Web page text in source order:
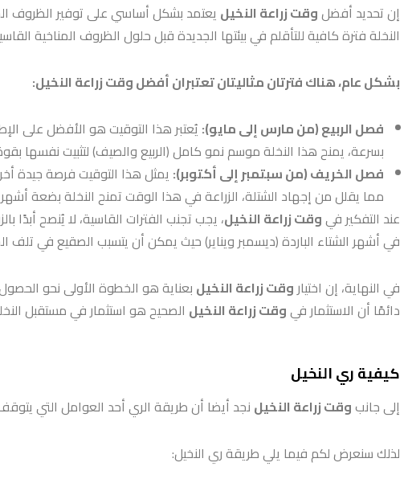
إن تحديد أفضلوقت زراعة النخيل يعتمد بشكل أساسي على توفير الظروف
النخلة فترة كافية للتأقلم في بيئتها الجديدة قبل حلول الظروف المناخية
بشكل عام، هناك فترتان مثاليتان تعتبران أفضلوقت زراعة النخيل:
فصل الربيع (من مارس إلى مايو): يُعتبر هذا التوقيت هو الأفضل على
بسرعة، يمنح هذا النخلة موسم نمو كامل (الربيع والصيف) لتثبيت نفسها
فصل الخريف (من سبتمبر إلى أكتوبر): يمثل هذا التوقيت فرصة جيدة
مما يقلل من إجهاد الشتلة، الزراعة في هذا الوقت تمنح النخلة بضعة
عند التفكير فيوقت زراعة النخيل، يجب تجنب الفترات القاسية، لا يُنصح
في أشهر الشتاء الباردة (ديسمبر ويناير) حيث يمكن أن يتسبب الصقيع في تلف
في النهاية، إن اختياروقت زراعة النخيل بعناية هو الخطوة الأولى نحو
دائمًا أن الاستثمار فيوقت زراعة النخيل الصحيح هو استثمار في مستقبل
كيفية ري النخيل
إلى جانبوقت زراعة النخيل نجد أيضا أن طريقة الري أحد العوامل التي
لذلك سنعرض لكم فيما يلي طريقة ري النخيل: